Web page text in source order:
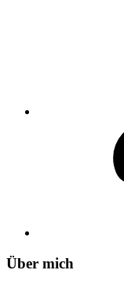
Über mich